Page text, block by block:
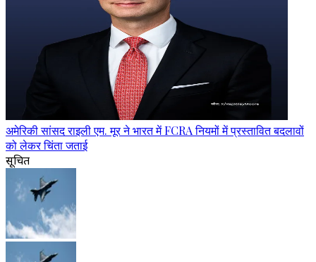
अमेरिकी सांसद राइली एम. मूर ने भारत में FCRA नियमों में प्रस्तावित बदलावों
को लेकर चिंता जताई
सूचित